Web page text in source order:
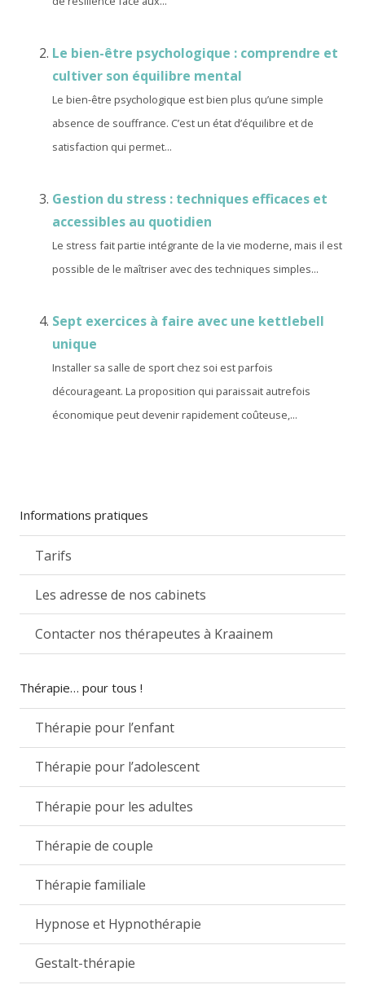
Le bien-être psychologique : comprendre et
cultiver son équilibre mental
Le bien-être psychologique est bien plus qu’une simple
absence de souffrance. C’est un état d’équilibre et de
satisfaction qui permet...
Gestion du stress : techniques efficaces et
accessibles au quotidien
Le stress fait partie intégrante de la vie moderne, mais il est
possible de le maîtriser avec des techniques simples...
Sept exercices à faire avec une kettlebell
unique
Installer sa salle de sport chez soi est parfois
décourageant. La proposition qui paraissait autrefois
économique peut devenir rapidement coûteuse,...
Informations pratiques
Tarifs
Les adresse de nos cabinets
Contacter nos thérapeutes à Kraainem
Thérapie… pour tous !
Thérapie pour l’enfant
Thérapie pour l’adolescent
Thérapie pour les adultes
Thérapie de couple
Thérapie familiale
Hypnose et Hypnothérapie
Gestalt-thérapie